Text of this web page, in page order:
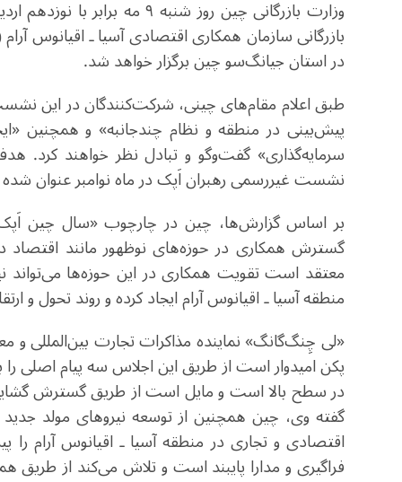
وزارت بازرگانی چین روز
در استان جیانگ‌سو چین برگزار خواهد شد.
طبق اعلام مقام‌های چینی، شرکت‌کنندگان در این
پیش‌بینی در منطقه و نظام چندجانبه» و همچنین
سرمایه‌گذاری» گفت‌وگو و تبادل نظر خواهند کرد.
نشست غیررسمی رهبران اَپک در ماه نوامبر عنوان
بر اساس گزارش‌ها، چین در چارچوب «سال چین
گسترش همکاری در حوزه‌های نوظهور مانند
معتقد است تقویت همکاری در این حوزه‌ها می‌تواند
منطقه آسیا ـ اقیانوس آرام ایجاد کرده و روند تحول و
«لی چِنگ‌گانگ» نماینده مذاکرات تجارت بین‌المللی و
پکن امیدوار است از طریق این اجلاس سه پیام
در سطح بالا است و مایل است از طریق گسترش
گفته وی، چین همچنین از توسعه نیروهای مولد
اقتصادی و تجاری در منطقه آسیا ـ اقیانوس آرام
فراگیری و مدارا پایبند است و تلاش می‌کند از